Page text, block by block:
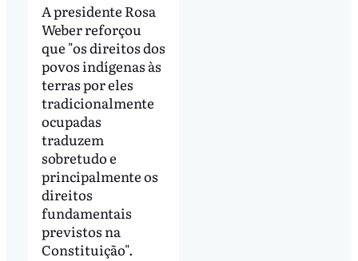
A presidente Rosa
Weber reforçou
que "os direitos dos
povos indígenas às
terras por eles
tradicionalmente
ocupadas
traduzem
sobretudo e
principalmente os
direitos
fundamentais
previstos na
Constituição".